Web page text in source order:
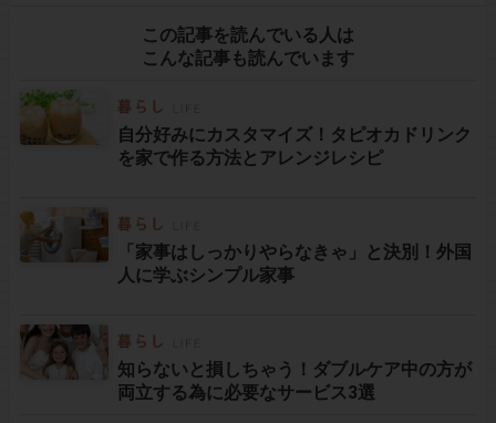
この記事を読んでいる人は
こんな記事も読んでいます
自分好みにカスタマイズ！タピオカドリンク
を家で作る方法とアレンジレシピ
「家事はしっかりやらなきゃ」と決別！外国
人に学ぶシンプル家事
知らないと損しちゃう！ダブルケア中の方が
両立する為に必要なサービス3選